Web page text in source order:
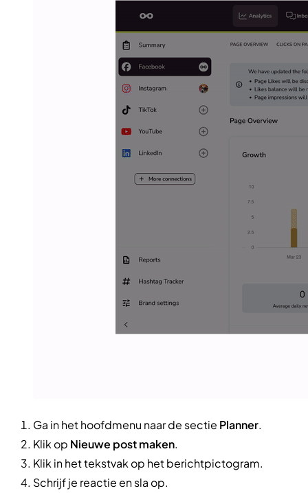
Ga in het hoofdmenu naar de sectie Planner.
Klik op Nieuwe post maken.
Klik in het tekstvak op het berichtpictogram.
Schrijf je reactie en sla op.